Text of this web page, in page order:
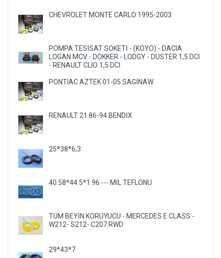
CHEVROLET MONTE CARLO 1995-2003
POMPA TESİSAT SOKETİ - (KOYO) - DACIA
LOGAN MCV - DOKKER - LODGY - DUSTER 1,5 DCI
- RENAULT CLIO 1,5 DCI
PONTIAC AZTEK 01-05 SAGİNAW
RENAULT 21 86-94 BENDİX
25*38*6,3
40.58*44.5*1.96 --- MİL TEFLONU
TÜM BEYİN KORUYUCU - MERCEDES E CLASS -
W212- S212- C207 RWD
29*43*7